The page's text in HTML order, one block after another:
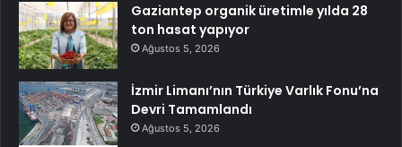
Gaziantep organik üretimle yılda 28
ton hasat yapıyor
Ağustos 5, 2026
İzmir Limanı’nın Türkiye Varlık Fonu’na
Devri Tamamlandı
Ağustos 5, 2026